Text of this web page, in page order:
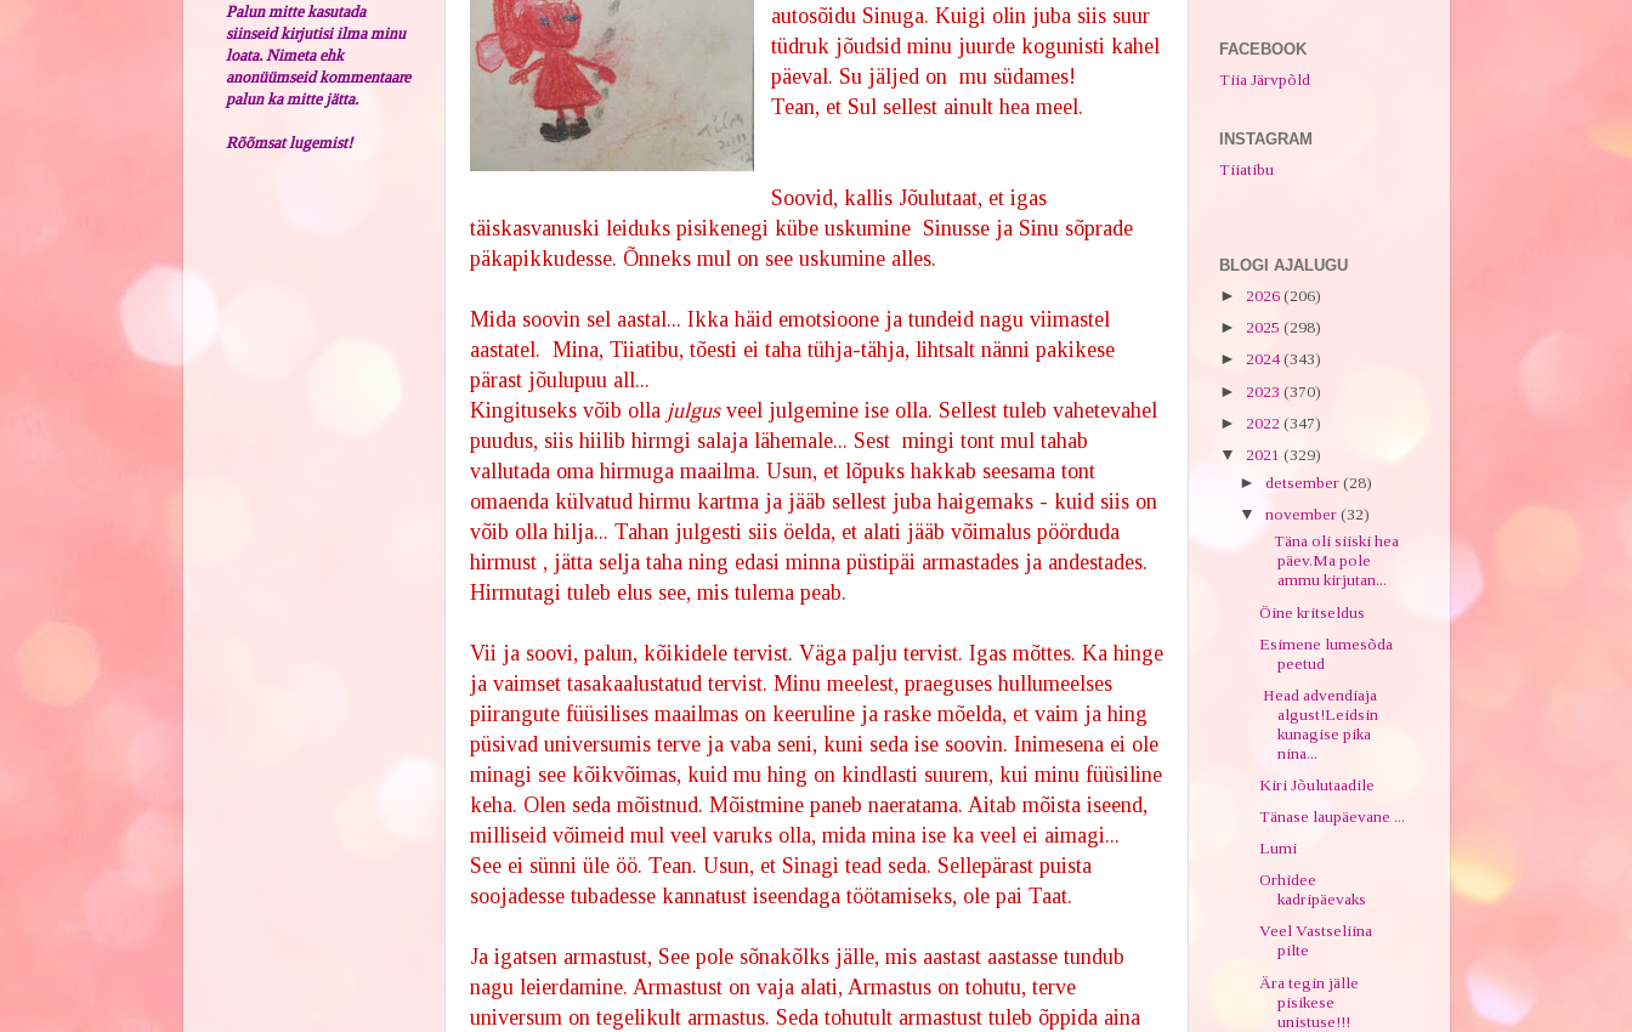
autosõidu Sinuga. Kuigi olin juba siis suur
tüdruk jõudsid minu juurde kogunisti kahel
päeval. Su jäljed on mu südames!
Tean, et Sul sellest ainult hea meel.
Soovid, kallis Jõulutaat, et igas
täiskasvanuski leiduks pisikenegi kübe uskumine Sinusse ja Sinu sõprade
päkapikkudesse. Õnneks mul on see uskumine alles.
Mida soovin sel aastal... Ikka häid emotsioone ja tundeid nagu viimastel
aastatel. Mina, Tiiatibu, tõesti ei taha tühja-tähja, lihtsalt nänni pakikese
pärast jõulupuu all...
Kingituseks võib olla julgus veel julgemine ise olla. Sellest tuleb vahetevahel
puudus, siis hiilib hirmgi salaja lähemale... Sest mingi tont mul tahab
vallutada oma hirmuga maailma. Usun, et lõpuks hakkab seesama tont
omaenda külvatud hirmu kartma ja jääb sellest juba haigemaks - kuid siis on
võib olla hilja... Tahan julgesti siis öelda, et alati jääb võimalus pöörduda
hirmust , jätta selja taha ning edasi minna püstipäi armastades ja andestades.
Hirmutagi tuleb elus see, mis tulema peab.
Vii ja soovi, palun, kõikidele tervist. Väga palju tervist. Igas mõttes. Ka hinge
ja vaimset tasakaalustatud tervist. Minu meelest, praeguses hullumeelses
piirangute füüsilises maailmas on keeruline ja raske mõelda, et vaim ja hing
püsivad universumis terve ja vaba seni, kuni seda ise soovin. Inimesena ei ole
minagi see kõikvõimas, kuid mu hing on kindlasti suurem, kui minu füüsiline
keha. Olen seda mõistnud. Mõistmine paneb naeratama. Aitab mõista iseend,
milliseid võimeid mul veel varuks olla, mida mina ise ka veel ei aimagi...
See ei sünni üle öö. Tean. Usun, et Sinagi tead seda. Sellepärast puista
soojadesse tubadesse kannatust iseendaga töötamiseks, ole pai Taat.
Ja igatsen armastust, See pole sõnakõlks jälle, mis aastast aastasse tundub
nagu leierdamine. Armastust on vaja alati, Armastus on tohutu, terve
universum on tegelikult armastus. Seda tohutult armastust tuleb õppida aina
Palun mitte kasutada
siinseid kirjutisi ilma minu
loata. Nimeta ehk
anonüümseid kommentaare
palun ka mitte jätta.
Rõõmsat lugemist!
FACEBOOK
Tiia Järvpõld
INSTAGRAM
Tiiatibu
BLOGI AJALUGU
► 2026 (206)
► 2025 (298)
► 2024(343)
► 2023 (370)
► 2022 (347)
▼ 2021 (329)
► detsember (28)
▼ november (32)
Täna oli siiski hea
päev.Ma pole
ammu kirjutan...
Öine kritseldus
Esimene lumesõda
peetud
Head advendiaja
algust!Leidsin
kunagise pika
nina...
Kiri Jõulutaadile
Tänase laupäevane ...
Lumi
Orhidee
kadripäevaks
Veel Vastseliina
pilte
Ära tegin jälle
pisikese
unistuse!!!